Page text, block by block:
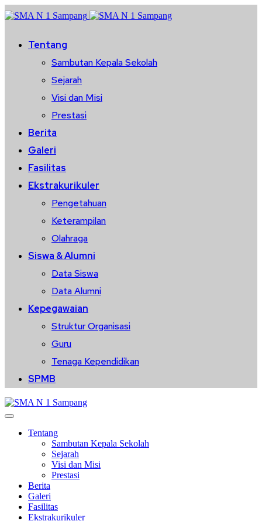
Tentang
Sambutan Kepala Sekolah
Sejarah
Visi dan Misi
Prestasi
Berita
Galeri
Fasilitas
Ekstrakurikuler
Pengetahuan
Keterampilan
Olahraga
Siswa & Alumni
Data Siswa
Data Alumni
Kepegawaian
Struktur Organisasi
Guru
Tenaga Kependidikan
SPMB
Tentang
Sambutan Kepala Sekolah
Sejarah
Visi dan Misi
Prestasi
Berita
Galeri
Fasilitas
Ekstrakurikuler